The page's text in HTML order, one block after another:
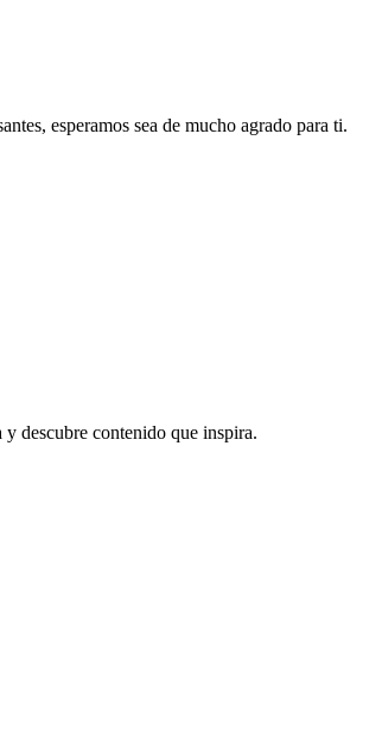
esperamos sea de mucho agrado para ti.
descubre contenido que inspira.